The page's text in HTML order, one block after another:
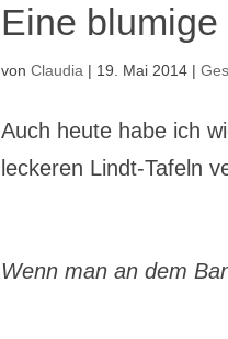
Eine
vonClaudia | 19. Mai 2014 |
Auch heute habe ich
leckeren Lindt-Tafeln
Wenn man an dem